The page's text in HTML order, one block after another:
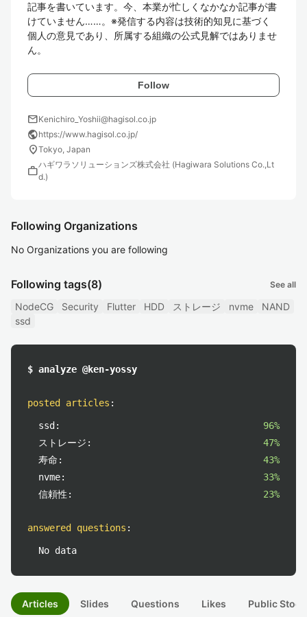
記事を書いています。今、本業が忙しくなかなか記事が書
けていません……。※発信する内容は技術的知見に基づく
個人の意見であり、所属する組織の公式見解ではありませ
ん。
Follow
mailKenichiro_Yoshii@hagisol.co.jp
publichttps://www.hagisol.co.jp/
location_onTokyo, Japan
workハギワラソリューションズ株式会社 (Hagiwara Solutions Co.,Lt
d.)
Following Organizations
No Organizations you are following
Following tags(8) See all
NodeCG Security Flutter HDD ストレージ nvme
NAND
ssd
$ analyze @ken-yossy
posted articles :
ssd:
96%
ストレージ:
47%
寿命:
43%
nvme:
33%
信頼性:
23%
answered questions :
No data
Articles Slides Questions Likes Public